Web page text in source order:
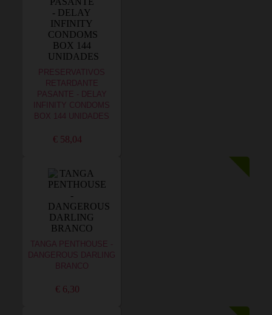
PRESERVATIVOS
RETARDANTE
PASANTE - DELAY
INFINITY CONDOMS
BOX 144 UNIDADES
€ 58,04
TANGA PENTHOUSE -
DANGEROUS DARLING
BRANCO
€ 6,30